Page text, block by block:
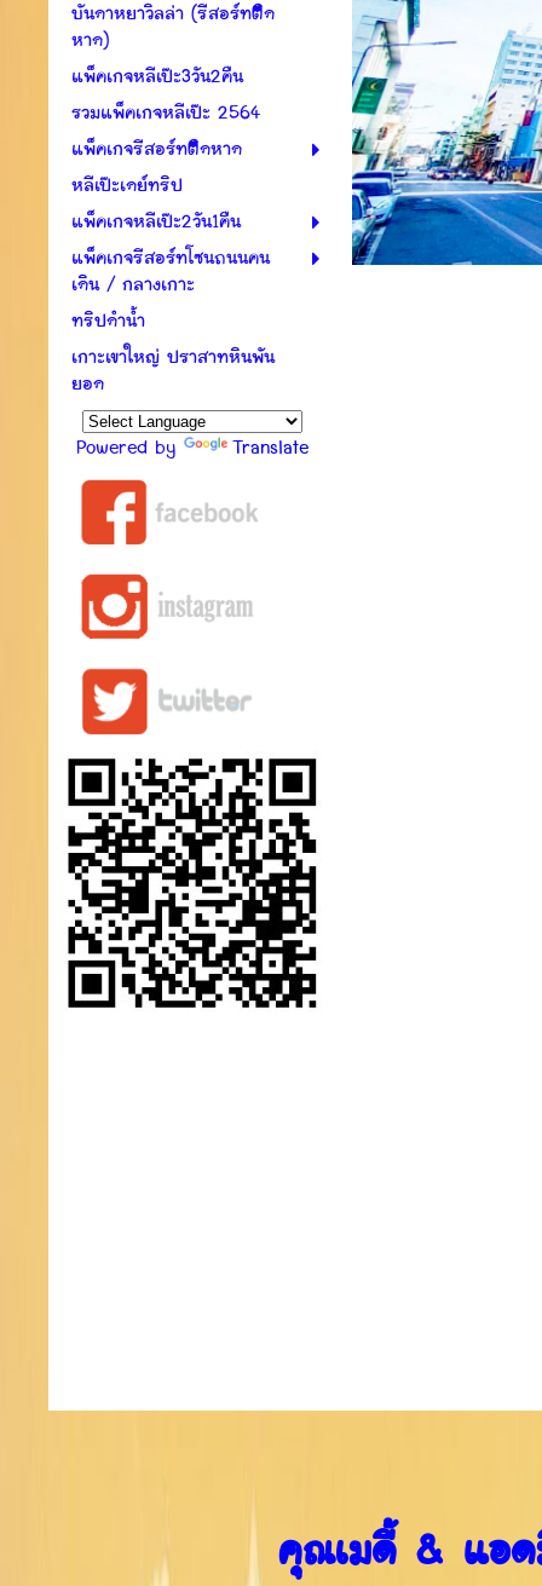
บันดาหยาวิลล่า (รีสอร์ทติด
หาด)
แพ็คเกจหลีเป๊ะ3วัน2คืน
รวมแพ็คเกจหลีเป๊ะ 2564
แพ็คเกจรีสอร์ทติดหาด
หลีเป๊ะเดย์ทริป
แพ็คเกจหลีเป๊ะ2วัน1คืน
แพ็คเกจรีสอร์ทโซนถนนคน
เดิน / กลางเกาะ
ทริปดำน้ำ
เกาะเขาใหญ่ ปราสาทหินพัน
ยอด
Powered by
Translate
คุณเมดี้ & แอ